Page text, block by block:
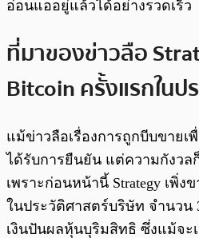
อ่อนแออยู่แล้วได้อย่างรวดเร็ว
ที่มาของข่าวลือ
Bitcoin ครั้งแรกในป
แม้ข่าวลือเรื่องการถูกบีบขายเ
ได้รับการยืนยัน แต่ความกังวล
เพราะก่อนหน้านี้ Strategy เพิ่ง
ในประวัติศาสตร์บริษัท จำนวน
เงินปันผลหุ้นบุริมสิทธิ ซึ่งแม้จะ